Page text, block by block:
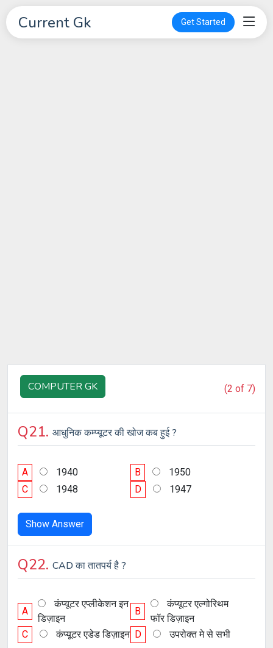
Current Gk Get Started
COMPUTER GK (2 of 7)
Q21. आधुनिक कम्प्यूटर की खोज कब हुई ?
A 1940 B
1950
C
1948 D 1947
Show Answer
Q22. CAD का तातपर्य है ?
A
कंप्यूटर एप्लीकेशन इन
डिज़ाइन
B
कंप्यूटर एल्गोरिथम
फॉर डिज़ाइन
C
कंप्यूटर एडेड डिज़ाइन D उपरोक्त मे से सभी